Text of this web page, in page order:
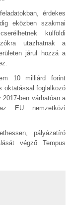
érdekes
eközben szakmai
külföldi
utazhatnak a
járul hozzá a
10 milliárd forint
oktatással foglalkozó
ben várhatóan a
EU nemzetközi
pályázatíró
végző Tempus